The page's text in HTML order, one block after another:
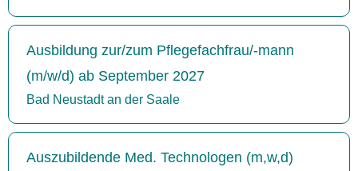
Ausbildung zur/zum Pflegefachfrau/-mann
(m/w/d) ab September 2027
Bad Neustadt an der Saale
Auszubildende Med. Technologen (m,w,d)